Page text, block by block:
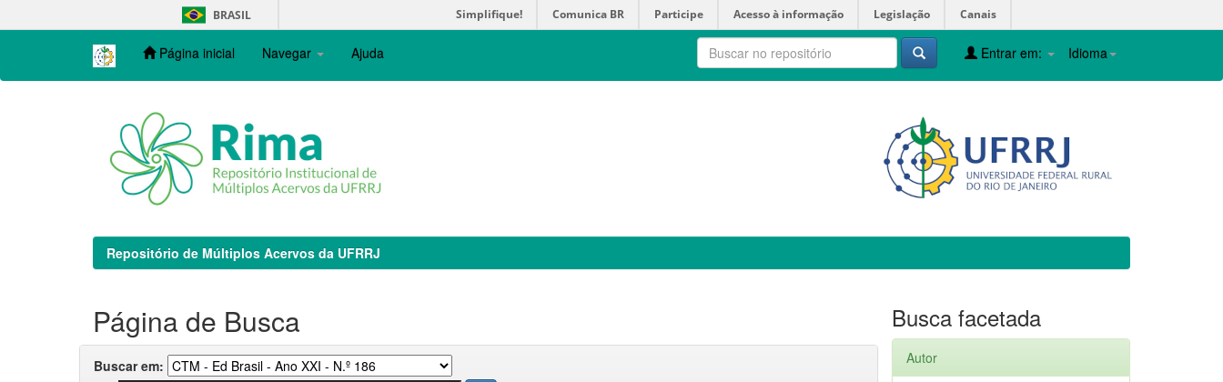
navigation
BRASIL Simplifique! Comunica BR Participe Acesso à informação Legislação Canais
Página inicial Navegar Ajuda Idioma
Entrar em:
Repositório de Múltiplos Acervos da UFRRJ
Página de Busca
Buscar em:
Busca facetada
Autor